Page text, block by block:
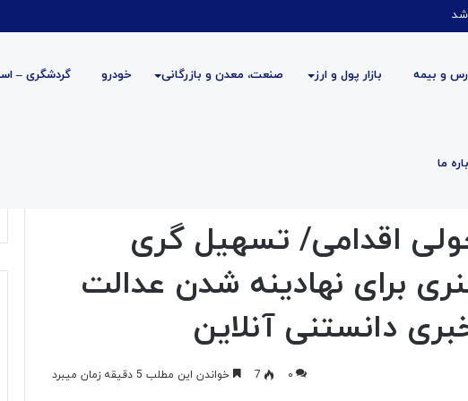
و بیمه بازار پول و ارز صنعت، معدن و بازرگانی خودرو گردشگری –
ما
تحولی اقدامی/ تسهیل گری
برای نهادینه شدن عدالت
دانستنی آنلاین
۰ 7 خواندن این مطلب 5 دقیقه زمان میبرد